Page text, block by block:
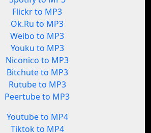
Flickr to MP3
Ok.Ru to MP3
Weibo to MP3
Youku to MP3
Niconico to MP3
Bitchute to MP3
Rutube to MP3
Peertube to MP3
Youtube to MP4
Tiktok to MP4